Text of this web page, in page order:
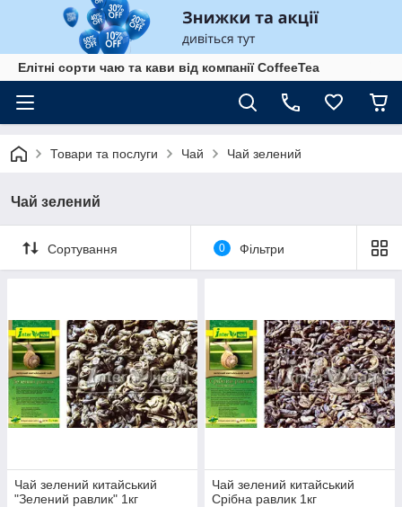
Елітні сорти чаю та кави від компанії CoffeeTea
Товари та послуги Чай Чай зелений
Чай зелений
Сортування 0 Фільтри
Чай зелений китайський
"Зелений равлик" 1кг
Чай зелений китайський
Срібна равлик 1кг